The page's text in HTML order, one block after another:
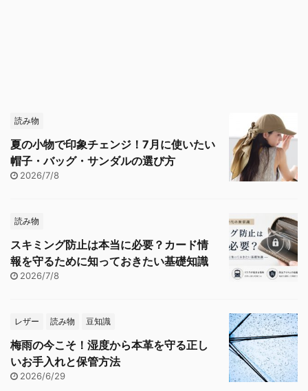
読み物
夏の小物で印象チェンジ！7月に使いたい
帽子・バッグ・サンダルの選び方
2026/7/8
読み物
スキミング防止は本当に必要？カード情
報を守るために知っておきたい基礎知識
2026/7/8
レザー 読み物 豆知識
梅雨の今こそ！湿度から本革を守る正し
いお手入れと保管方法
2026/6/29